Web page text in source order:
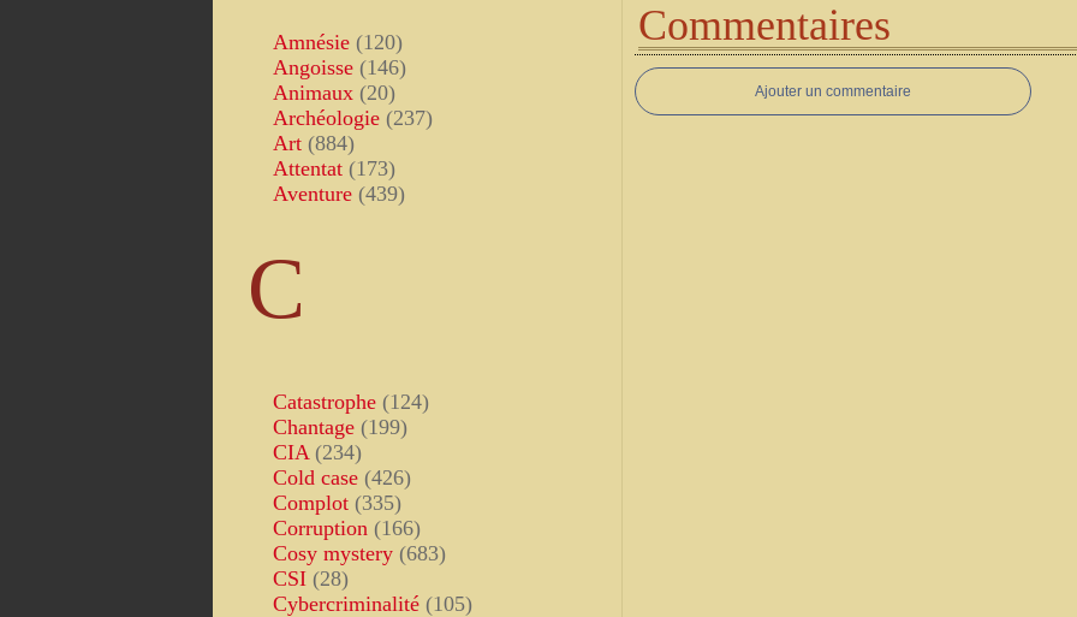
Amnésie (120)
Angoisse (146)
Animaux (20)
Archéologie (237)
Art (884)
Attentat (173)
Aventure (439)
C
Catastrophe (124)
Chantage (199)
CIA (234)
Cold case (426)
Complot (335)
Corruption (166)
Cosy mystery (683)
CSI (28)
Cybercriminalité (105)
Commentaires
Ajouter un commentaire